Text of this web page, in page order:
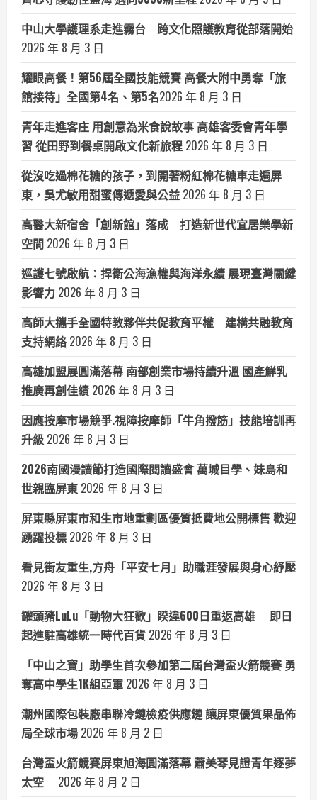
中山大學護理系走進霧台 跨文化照護教育從部落開始
2026 年 8 月 3 日
耀眼高餐！第56屆全國技能競賽 高餐大附中勇奪「旅
館接待」全國第4名、第5名​2026 年 8 月 3 日
青年走進客庄 用創意為米食說故事 高雄客委會青年學
習 從田野到餐桌開啟文化新旅程 2026 年 8 月 3 日
從沒吃過棉花糖的孩子，到開著粉紅棉花糖車走遍屏
東，吳尤敏用甜蜜傳遞愛與公益 2026 年 8 月 3 日
高醫大新宿舍「創新館」落成 打造新世代宜居樂學新
空間 2026 年 8 月 3 日
巡護七號啟航：捍衛公海漁權與海洋永續 展現臺灣關鍵
影響力 2026 年 8 月 3 日
高師大攜手全國特教夥伴共促教育平權 建構共融教育
支持網絡 2026 年 8 月 3 日
高雄加盟展圓滿落幕 南部創業市場持續升溫 國產鮮乳
推廣再創佳績 2026 年 8 月 3 日
因應按摩市場競爭.視障按摩師「牛角撥筋」技能培訓再
升級 2026 年 8 月 3 日
2026南國漫讀節打造國際閱讀盛會 萬城目學、妹島和
世親臨屏東 2026 年 8 月 3 日
屏東縣屏東市和生市地重劃區優質抵費地公開標售 歡迎
踴躍投標 2026 年 8 月 3 日
看見街友重生,方舟「平安七月」助職涯發展與身心紓壓
2026 年 8 月 3 日
罐頭豬LuLu「動物大狂歡」睽違600日重返高雄 即日
起進駐高雄統一時代百貨 2026 年 8 月 3 日
「中山之寶」助學生首次參加第二屆台灣盃火箭競賽 勇
奪高中學生1K組亞軍 2026 年 8 月 3 日
潮州國際包裝廠串聯冷鏈檢疫供應鏈 讓屏東優質果品佈
局全球市場 2026 年 8 月 2 日
台灣盃火箭競賽屏東旭海圓滿落幕 蕭美琴見證青年逐夢
太空
2026 年 8 月 2 日